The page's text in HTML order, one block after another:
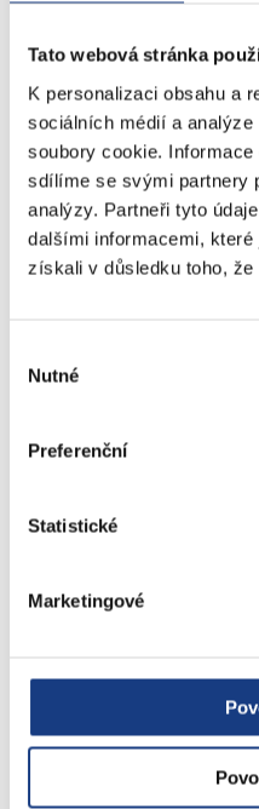
Tato webová stránka
K personalizaci obsahu a
sociálních médií a
soubory cookie.
sdílíme se svými partnery
analýzy. Partneři tyto
dalšími informacemi,
získali v důsledku toho,
souhlasu
Nutné
Preferenční
Statistické
Marketingové
nám. 14. října 4
Podatelna
Sociální záležitosti
Živnostenské
Stavební záležitosti
Školské záležitosti
Přestupky
Přestupky dopravní
Štefánikova 13,15
Vedení MČ
Přestupky obecné